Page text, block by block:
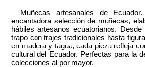
Muñecas artesanales de
encantadora selección de muñecas,
hábiles artesanos ecuatorianos.
trapo con trajes tradicionales hasta
en madera y tagua, cada pieza refleja
cultural del Ecuador. Perfectas para la
colecciones al por mayor.